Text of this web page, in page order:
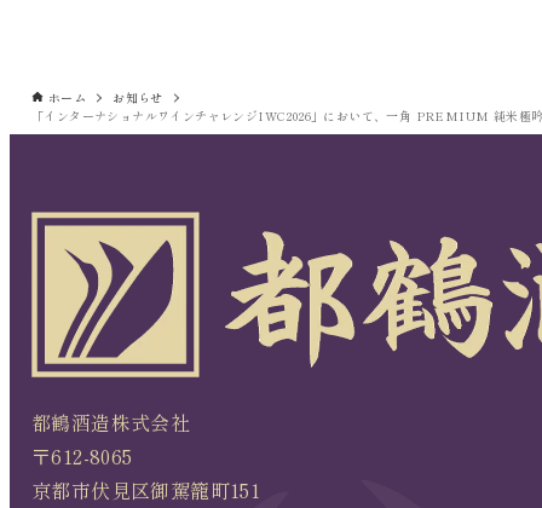
ホーム お知らせ
都鶴酒造株式会社
〒612-8065
京都市伏見区御駕籠町151